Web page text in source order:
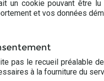
un cookie pouvant être
et vos données
pas le recueil préalable
à la fourniture du